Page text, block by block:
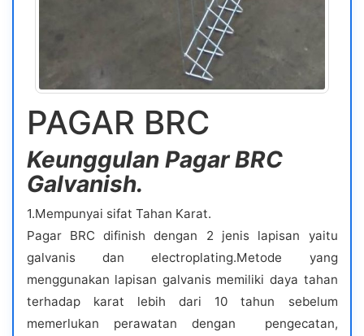
PAGAR BRC
Keunggulan Pagar BRC
Galvanish.
1.Mempunyai sifat Tahan Karat.
Pagar BRC difinish dengan 2 jenis lapisan yaitu
galvanis dan electroplating.Metode yang
menggunakan lapisan galvanis memiliki daya tahan
terhadap karat lebih dari 10 tahun sebelum
memerlukan perawatan dengan pengecatan,